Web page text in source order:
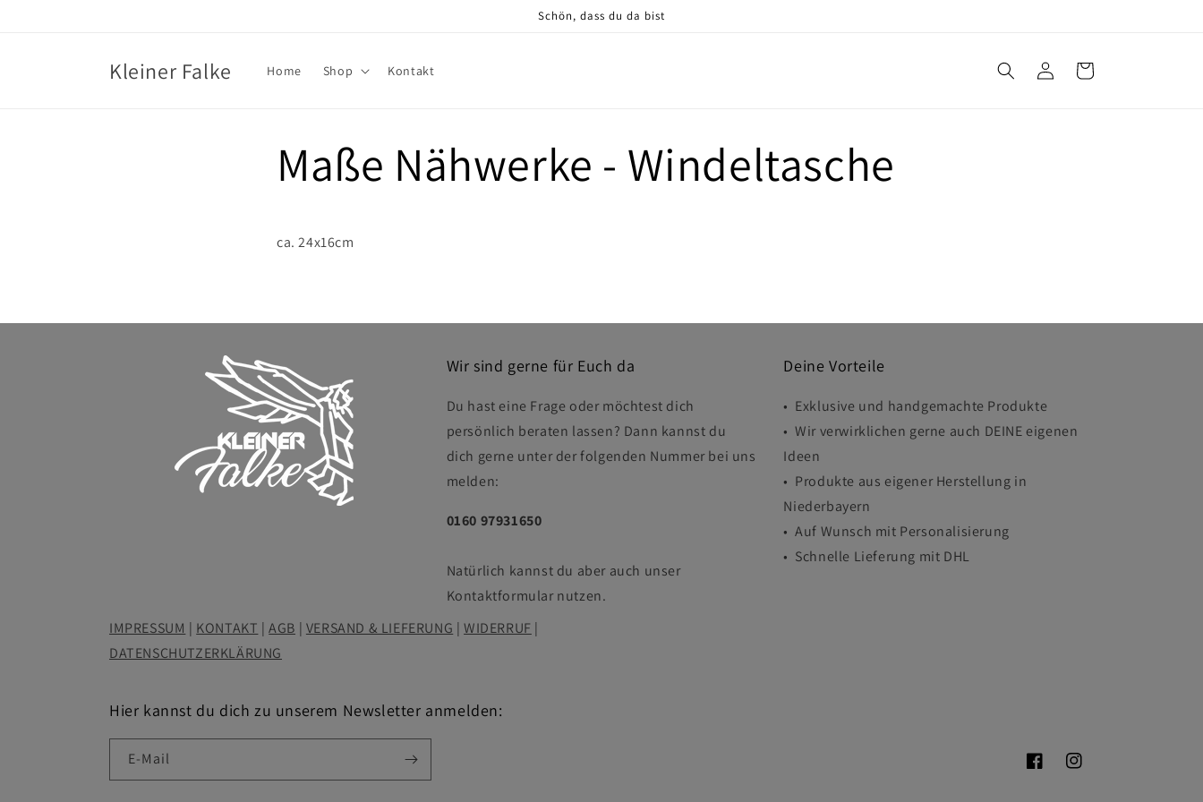
Schön, dass du da bist
Kleiner Falke Home Shop Kontakt EinloggenWarenkorb
Maße Nähwerke - Windeltasche
ca. 24x16cm
Wir sind gerne für Euch da
Du hast eine Frage oder möchtest dich
persönlich beraten lassen? Dann kannst du
dich gerne unter der folgenden Nummer bei uns
melden:
0160 97931650
Natürlich kannst du aber auch unser
Kontaktformular nutzen.
Deine Vorteile
• Exklusive und handgemachte Produkte
• Wir verwirklichen gerne auch DEINE eigenen
Ideen
• Produkte aus eigener Herstellung in
Niederbayern
• Auf Wunsch mit Personalisierung
• Schnelle Lieferung mit DHL
IMPRESSUM | KONTAKT |AGB | VERSAND & LIEFERUNG |WIDERRUF |
DATENSCHUTZERKLÄRUNG
Hier kannst du dich zu unserem Newsletter anmelden:
E-Mail
FacebookInstagram